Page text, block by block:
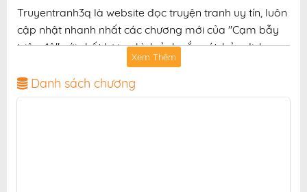
Truyentranh3q là website đọc truyện tranh uy tín, luôn
cập nhật nhanh nhất các chương mới của "Cạm bẫy
triệu đô" với chất lượng hình ảnh sắc nét, bản dịch
chuẩn và giao diện thân thiện, mang đến trải nghiệm
đọc truyện hấp dẫn, tiện lợi, hoàn toàn miễn phí cho
độc giả yêu thích truyện tranh online.
Xem Thêm
Danh sách chương